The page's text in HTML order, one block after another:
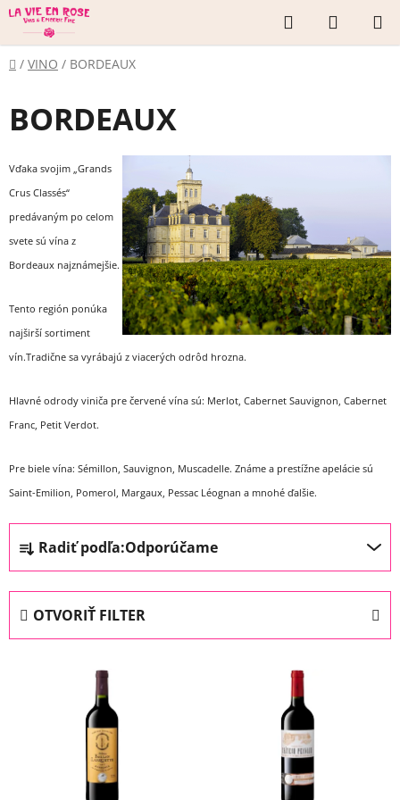
Prejsť
obsah
Hľadať
KOŠÍK
Domov
/ VINO / BORDEAUX
BORDEAUX
Vďaka svojim „Grands
Crus Classés“
predávaným po celom
svete sú vína z
Bordeaux najznámejšie.
Tento región ponúka
najširší sortiment
vín.Tradične sa vyrábajú z viacerých odrôd hrozna.
Hlavné odrody viniča pre červené vína sú: Merlot, Cabernet Sauvignon, Cabernet
Franc, Petit Verdot.
Pre biele vína: Sémillon, Sauvignon, Muscadelle. Známe a prestížne apelácie sú
Saint-Emilion, Pomerol, Margaux, Pessac Léognan a mnohé ďalšie.
R
a
d
n
Radiť podľa:Odporúčame
OTVORIŤ FILTER